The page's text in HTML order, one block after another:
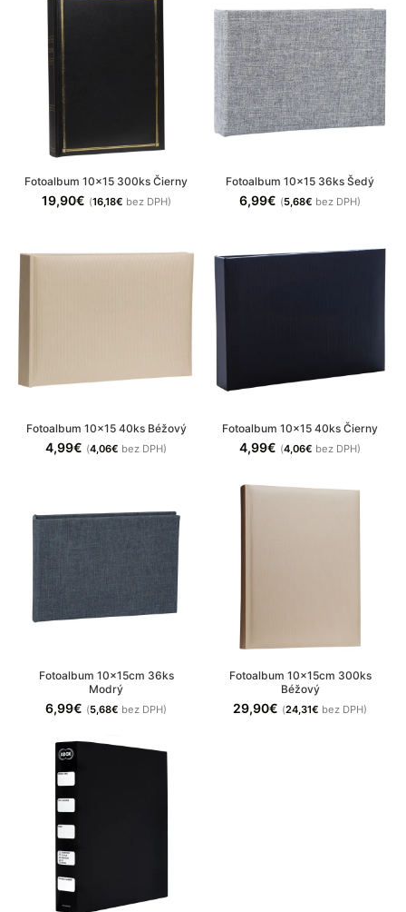
Fotoalbum 10×15 300ks Čierny
19,90€ (16,18€ bez DPH)
Fotoalbum 10×15 36ks Šedý
6,99€ (5,68€ bez DPH)
Fotoalbum 10×15 40ks Béžový
4,99€ (4,06€ bez DPH)
Fotoalbum 10×15 40ks Čierny
4,99€ (4,06€ bez DPH)
Fotoalbum 10x15cm 36ks
Modrý
6,99€ (5,68€ bez DPH)
Fotoalbum 10x15cm 300ks
Béžový
29,90€ (24,31€ bez DPH)